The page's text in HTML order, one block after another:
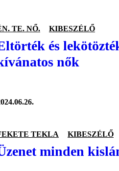
TE. NŐ. KIBESZÉLŐ
és
nők
TEKLA KIBESZÉLŐ
minden